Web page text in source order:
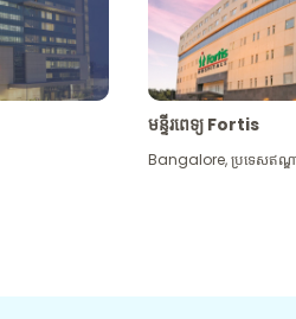
មន្ទីរពេទ្យ Fortis
Bangalore,ប្រទេសឥណ្ឌ